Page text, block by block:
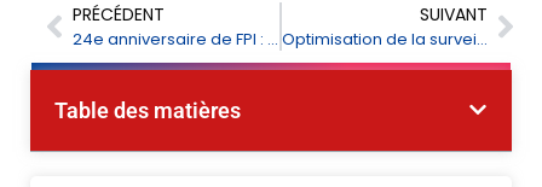
PRÉCÉDENT
24e anniversaire de FPI : éclairer la vision mondiale grâce à l'IA et à l'instrumentation intelligente
SUIVANT
Optimisation de la surveillance du processus de fabrication de l'acier et de la gestion de la sécurité : Solutions d'analyse des gaz par laser de FPI
Table des matières